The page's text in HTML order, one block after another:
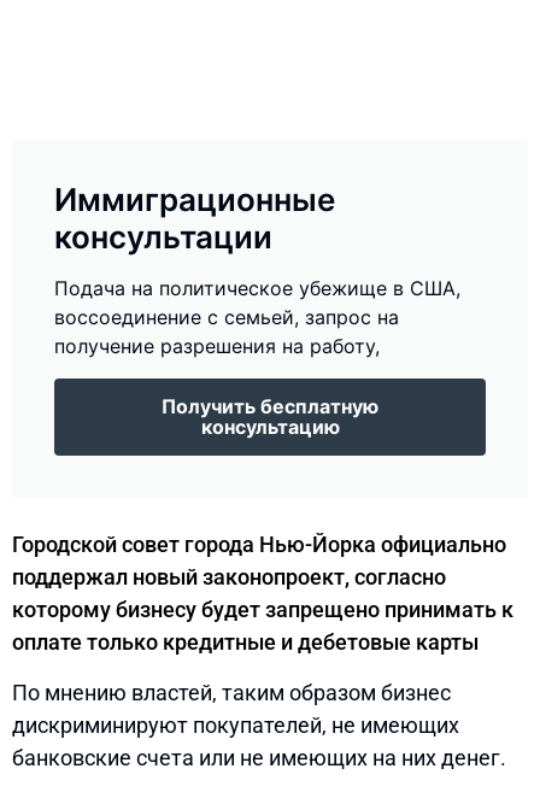
Иммиграционные
консультации
Подача на политическое убежище в США,
воссоединение с семьей, запрос на
получение разрешения на работу,
Получить бесплатную
консультацию
Городской совет города Нью-Йорка официально
поддержал новый законопроект, согласно
которому бизнесу будет запрещено принимать к
оплате только кредитные и дебетовые карты
По мнению властей, таким образом бизнес
дискриминируют покупателей, не имеющих
банковские счета или не имеющих на них денег.